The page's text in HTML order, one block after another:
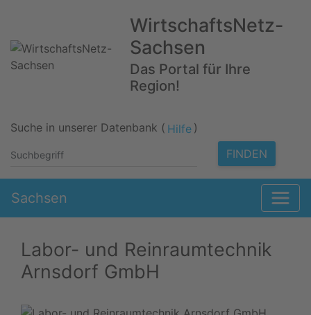
WirtschaftsNetz-
Sachsen
Das Portal für Ihre
Region!
Suche in unserer Datenbank ( Hilfe )
FINDEN
Sachsen
Labor- und Reinraumtechnik
Arnsdorf GmbH